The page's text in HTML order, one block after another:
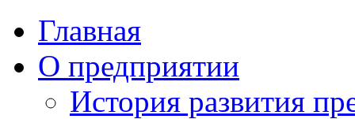
Главная
О предприятии
История развития